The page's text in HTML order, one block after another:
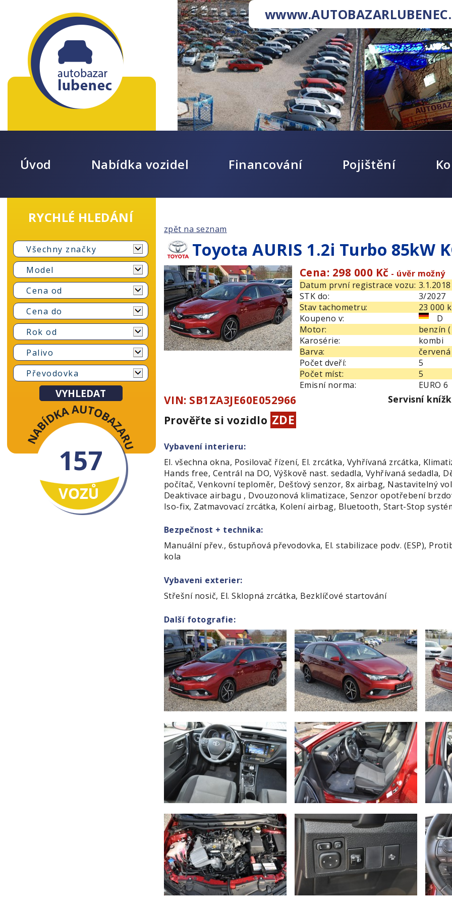
Úvod Nabídka vozidel Financování Pojištění
zpět na seznam
Toyota AURIS 1.2i Turbo 85kW
Cena: 298 000 Kč - úvěr možný
Datum první registrace vozu: 3.1.2018
STK do:
3/2027
Stav tachometru:
23 000
Koupeno v:
D
Motor:
benzín
Karosérie:
kombi
Barva:
Počet dveří:
5
Počet míst:
5
Emisní norma:
EURO 6
VIN: SB1ZA3JE60E052966
Prověřte si vozidlo ZDE
Servisní
Vybavení interieru:
El. všechna okna, Posilovač řízení, El. zrcátka, Vyhřívaná zrcátka,
Hands free, Centrál na DO, Výškově nast. sedadla, Vyhřívaná sedadla,
počítač, Venkovní teploměr, Dešťový senzor, 8x airbag, Nastavitelný
Deaktivace airbagu , Dvouzonová klimatizace, Senzor opotřebení
Iso-fix, Zatmavovací zrcátka, Kolení airbag, Bluetooth, Start-Stop
Bezpečnost + technika:
Manuální přev., 6stupňová převodovka, El. stabilizace podv. (ESP),
kola
Vybaveni exterier:
Střešní nosič, El. Sklopná zrcátka, Bezklíčové startování
Další fotografie:
RYCHLÉ HLEDÁNÍ
Všechny značky
Model
Cena od
Cena do
Rok od
Palivo
Převodovka
157